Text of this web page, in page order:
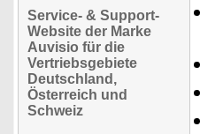
Service- & Support-
Website der Marke
Auvisio für die
Vertriebsgebiete
Deutschland,
Österreich und
Schweiz